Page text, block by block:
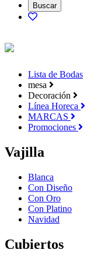
Lista de Bodas
mesa
Decoración
Línea Horeca
MARCAS
Promociones
Vajilla
Blanca
Con Diseño
Con Oro
Con Platino
Navidad
Cubiertos